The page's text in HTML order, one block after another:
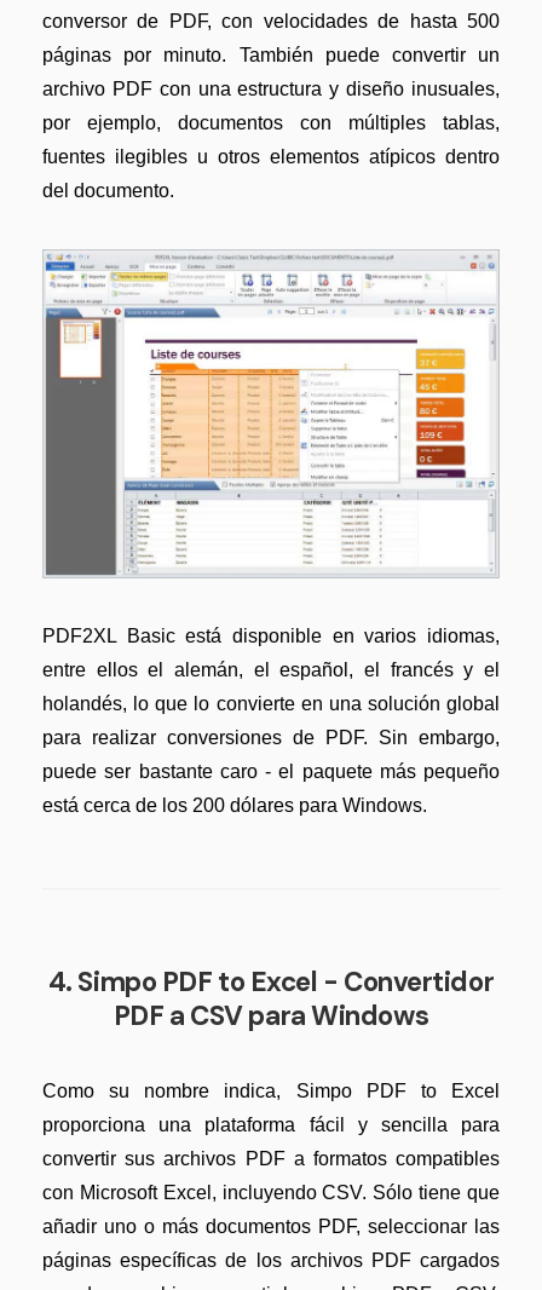
conversor de PDF, con velocidades de hasta 500
páginas por minuto. También puede convertir un
archivo PDF con una estructura y diseño inusuales,
por ejemplo, documentos con múltiples tablas,
fuentes ilegibles u otros elementos atípicos dentro
del documento.
PDF2XL Basic está disponible en varios idiomas,
entre ellos el alemán, el español, el francés y el
holandés, lo que lo convierte en una solución global
para realizar conversiones de PDF. Sin embargo,
puede ser bastante caro - el paquete más pequeño
está cerca de los 200 dólares para Windows.
4. Simpo PDF to Excel - Convertidor
PDF a CSV para Windows
Como su nombre indica, Simpo PDF to Excel
proporciona una plataforma fácil y sencilla para
convertir sus archivos PDF a formatos compatibles
con Microsoft Excel, incluyendo CSV. Sólo tiene que
añadir uno o más documentos PDF, seleccionar las
páginas específicas de los archivos PDF cargados